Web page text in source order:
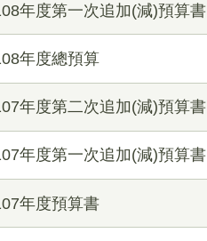
年度第一次追加(減)預算書
年度總預算
年度第二次追加(減)預算書
年度第一次追加(減)預算書
年度預算書